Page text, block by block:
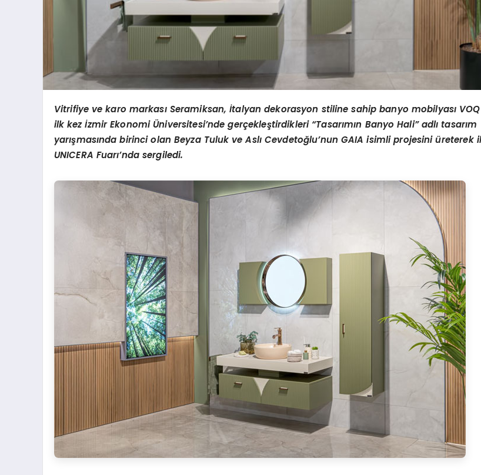
Vitrifiye ve karo markası Seramiksan, İtalyan dekorasyon stiline sahip banyo mobilyası VOQ
ilk kez İzmir EkonomiÜniversitesi’nde gerçekleştirdikleri “Tasarımın Banyo Hali” adlı tasarım
yarışmasında birinci olan Beyza Tuluk ve Aslı Cevdetoğlu’nun GAIA isimli projesini üreterek
UNICERA Fuarı’nda sergiledi.